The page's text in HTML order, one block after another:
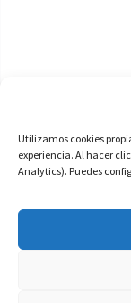
Utilizamos cookies
experiencia. Al hacer
Analytics). Puedes